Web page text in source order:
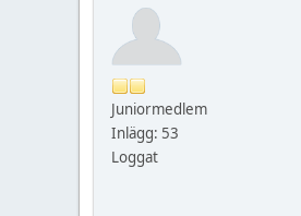
Juniormedlem
Inlägg: 53
Loggat